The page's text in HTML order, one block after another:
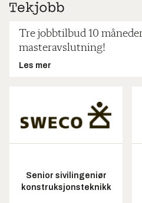
Tre jobbtilbud 10
masteravslutning!
Les mer
Senior sivilingeniør
konstruksjonsteknikk